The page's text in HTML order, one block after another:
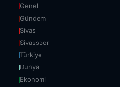
Genel
Gündem
Sivas
Sivasspor
Türkiye
Dünya
Ekonomi